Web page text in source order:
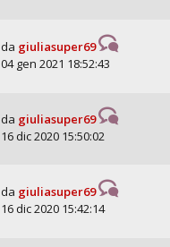
da giuliasuper69
04 gen 2021 18:52:43
da giuliasuper69
16 dic 2020 15:50:02
da giuliasuper69
16 dic 2020 15:42:14